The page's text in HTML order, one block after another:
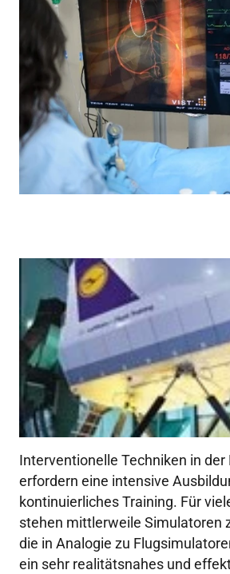
Interventionelle Techniken in der
erfordern eine intensive
kontinuierliches Training. Für
stehen mittlerweile Simulatoren
die in Analogie zu
ein sehr realitätsnahes und